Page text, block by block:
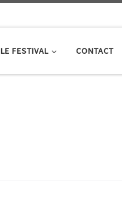
LE FESTIVAL CONTACT